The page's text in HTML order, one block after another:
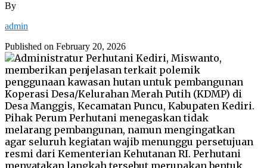
By
admin
Published on February 20, 2026